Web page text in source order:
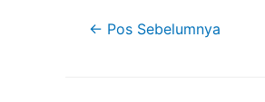
← Pos Sebelumnya